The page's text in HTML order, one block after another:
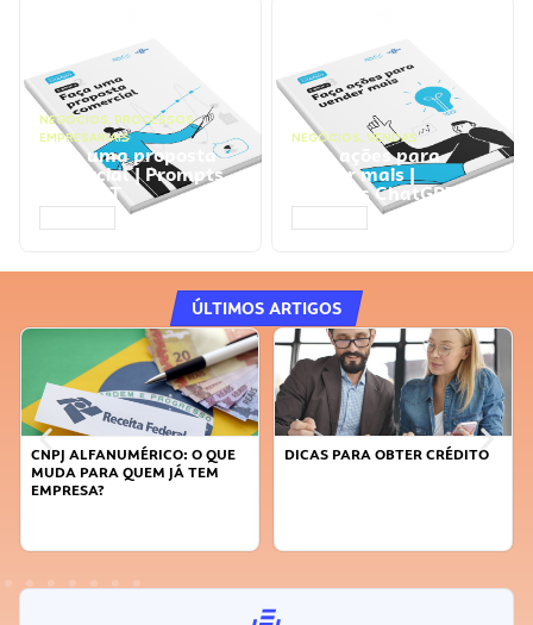
NEGÓCIOS, PROCESSOS
EMPRESARIAIS
Faça uma proposta
comercial | Prompts
ChatGPT
NEGÓCIOS, VENDAS
Faça ações para
vender mais |
Prompts ChatGPT
ÚLTIMOS ARTIGOS
ALFANUMÉRICO: O QUE
PARA QUEM JÁ TEM
DICAS PARA OBTER CRÉDITO